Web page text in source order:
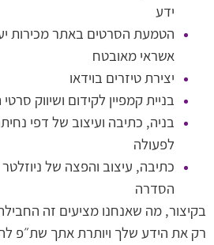
ידע
הטמעת הסרטים באתר מכירות
אשראי מאובטח
יצירת טיזרים בוידאו
בניית קמפיין לקידום ושיווק
בניה, כתיבה ועיצוב של דפי
לפעולה
כתיבה, עיצוב והפצה של
הסדרה
בקיצור, מה שאנחנו מציעים זה
רק את הידע שלך ויותרת אתך שת״פ